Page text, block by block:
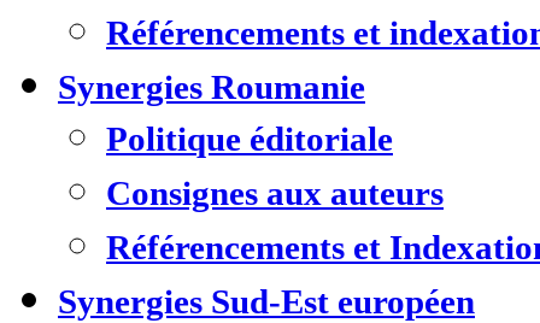
Référencements et
Synergies Roumanie
Politique éditoriale
Consignes aux auteurs
Référencements et
Synergies Sud-Est européen